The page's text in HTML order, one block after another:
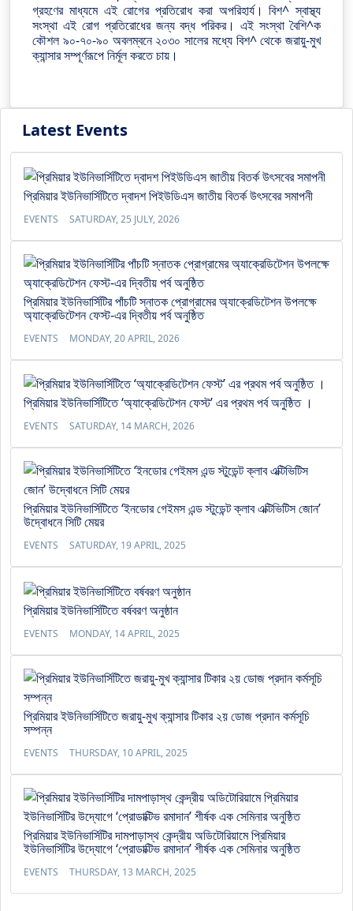
গ্রহণের মাধ্যমে এই রোগের প্রতিরোধ করা অপরিহার্য। বিশ^ স্বাস্থ্য
সংস্থা এই রোগ প্রতিরোধের জন্য বদ্ধ পরিকর। এই সংস্থা বৈশি^ক
কৌশল ৯০-৭০-৯০ অবলম্বনে ২০৩০ সালের মধ্যে বিশ^ থেকে জরায়ু-মুখ
ক্যান্সার সম্পূর্ণরূপে নির্মূল করতে চায়।
Latest Events
প্রিমিয়ার ইউনিভার্সিটিতে দ্বাদশ পিইউডিএস জাতীয় বিতর্ক উৎসবের সমাপনী
EVENTS SATURDAY, 25 JULY, 2026
প্রিমিয়ার ইউনিভার্সিটির পাঁচটি স্নাতক প্রোগ্রামের অ্যাক্রেডিটেশন উপলক্ষে
অ্যাক্রেডিটেশন ফেস্ট-এর দ্বিতীয় পর্ব অনুষ্ঠিত
EVENTS MONDAY, 20 APRIL, 2026
প্রিমিয়ার ইউনিভার্সিটিতে ‘অ্যাক্রেডিটেশন ফেস্ট’ এর প্রথম পর্ব অনুষ্ঠিত ।
EVENTS SATURDAY, 14 MARCH, 2026
প্রিমিয়ার ইউনিভার্সিটিতে ‘ইনডোর গেইমস এন্ড স্টুডেন্ট ক্লাব এক্টিভিটিস জোন’
উদ্বোধনে সিটি মেয়র
EVENTS SATURDAY, 19 APRIL, 2025
প্রিমিয়ার ইউনিভার্সিটিতে বর্ষবরণ অনুষ্ঠান
EVENTS MONDAY, 14 APRIL, 2025
প্রিমিয়ার ইউনিভার্সিটিতে জরায়ু-মুখ ক্যান্সার টিকার ২য় ডোজ প্রদান কর্মসূচি
সম্পন্ন
EVENTS THURSDAY, 10 APRIL, 2025
প্রিমিয়ার ইউনিভার্সিটির দামপাড়াস্থ কেন্দ্রীয় অডিটোরিয়ামে প্রিমিয়ার
ইউনিভার্সিটির উদ্যোগে ‘প্রোডাক্টিভ রমাদান’ শীর্ষক এক সেমিনার অনুষ্ঠিত
EVENTS THURSDAY, 13 MARCH, 2025